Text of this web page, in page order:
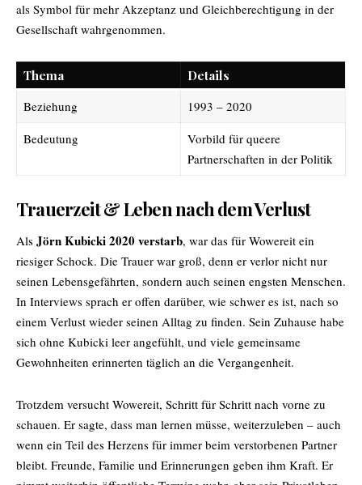
als Symbol für mehr Akzeptanz und Gleichberechtigung in der
Gesellschaft wahrgenommen.
Thema
Details
Beziehung
1993 – 2020
Bedeutung
Vorbild für queere
Partnerschaften in der Politik
Trauerzeit & Leben nach dem Verlust
Als Jörn Kubicki 2020 verstarb, war das für Wowereit ein
riesiger Schock. Die Trauer war groß, denn er verlor nicht nur
seinen Lebensgefährten, sondern auch seinen engsten Menschen.
In Interviews sprach er offen darüber, wie schwer es ist, nach so
einem Verlust wieder seinen Alltag zu finden. Sein Zuhause habe
sich ohne Kubicki leer angefühlt, und viele gemeinsame
Gewohnheiten erinnerten täglich an die Vergangenheit.
Trotzdem versucht Wowereit, Schritt für Schritt nach vorne zu
schauen. Er sagte, dass man lernen müsse, weiterzuleben – auch
wenn ein Teil des Herzens für immer beim verstorbenen Partner
bleibt. Freunde, Familie und Erinnerungen geben ihm Kraft. Er